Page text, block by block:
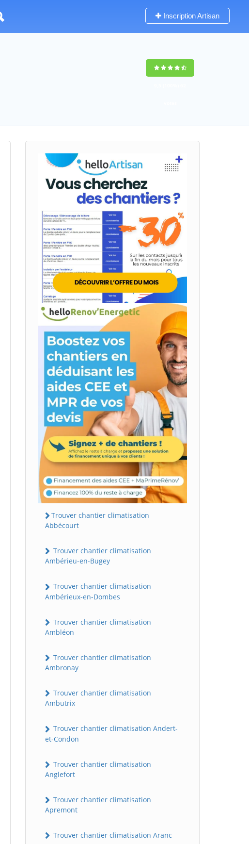
Inscription Artisan
Trouver chantier climatisation
Abbécourt
Trouver chantier climatisation
Ambérieu-en-Bugey
Trouver chantier climatisation
Ambérieux-en-Dombes
Trouver chantier climatisation
Ambléon
Trouver chantier climatisation
Ambronay
Trouver chantier climatisation
Ambutrix
Trouver chantier climatisation Andert-
et-Condon
Trouver chantier climatisation
Anglefort
Trouver chantier climatisation
Apremont
Trouver chantier climatisation Aranc